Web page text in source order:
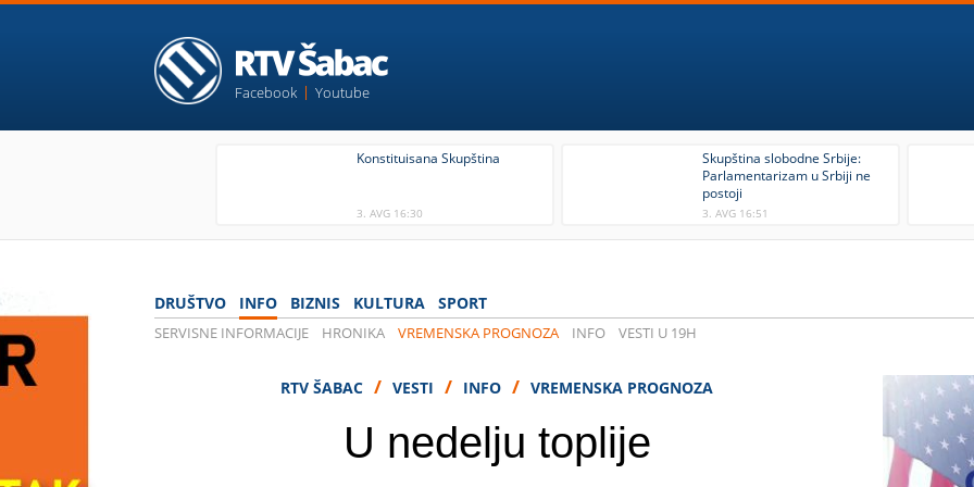
Facebook Youtube
Konstituisana Skupština
3. AVG 16:30
Skupština slobodne Srbije:
Parlamentarizam u Srbiji ne
postoji
3. AVG 16:51
DRUŠTVO INFO BIZNIS KULTURA SPORT
SERVISNE INFORMACIJE HRONIKA VREMENSKA PROGNOZA INFO VESTI U 19H
RTV ŠABAC / VESTI / INFO / VREMENSKA PROGNOZA
U nedelju toplije